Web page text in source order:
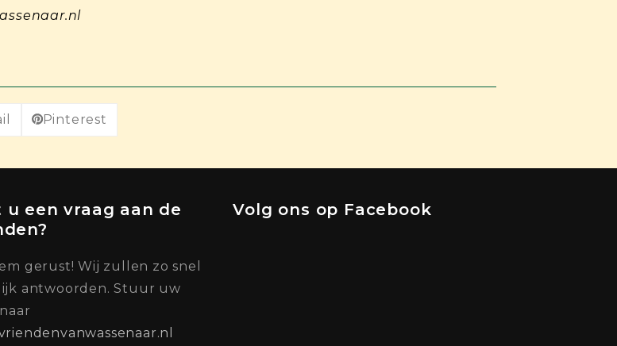
Pinterest
u een vraag aan de
gerust! Wij zullen zo snel
antwoorden. Stuur uw
Volg ons op Facebook